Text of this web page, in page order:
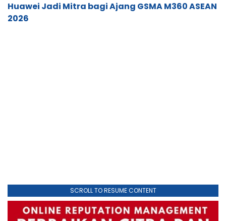
Huawei Jadi Mitra bagi Ajang GSMA M360 ASEAN
2026
SCROLL TO RESUME CONTENT